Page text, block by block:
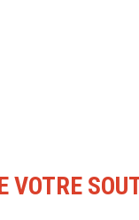
VOTRE